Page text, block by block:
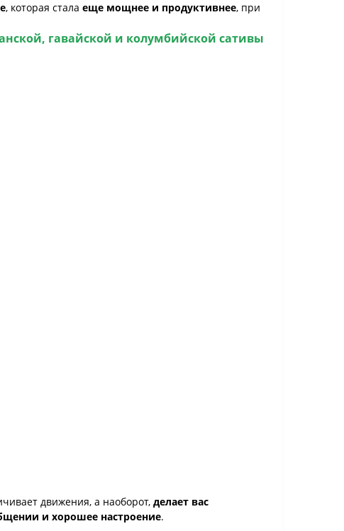
, которая стала еще мощнее и продуктивнее, при
гавайской и колумбийской сативы
движения, а наоборот, делает вас
и хорошее настроение.